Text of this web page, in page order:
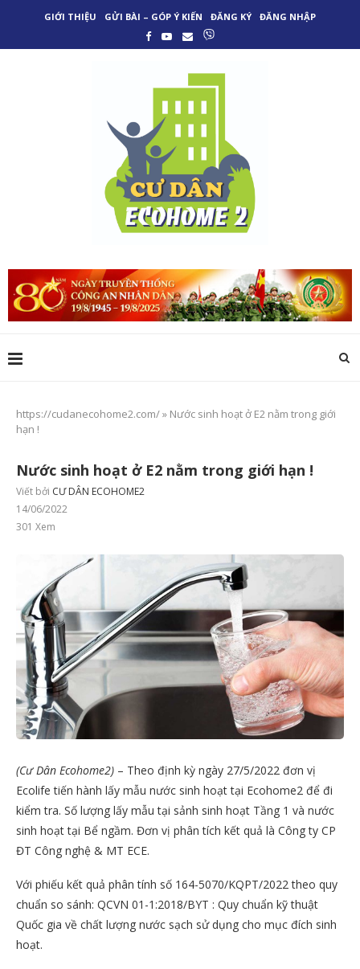
GIỚI THIỆU GỬI BÀI – GÓP Ý KIẾN ĐĂNG KÝ ĐĂNG NHẬP
https://cudanecohome2.com/» Nước sinh hoạt ở E2 nằm trong giới
hạn !
Nước sinh hoạt ở E2 nằm trong giới hạn !
Viết bởi CƯ DÂN ECOHOME2
14/06/2022
301 Xem
(Cư Dân Ecohome2) – Theo định kỳ ngày 27/5/2022 đơn vị
Ecolife tiến hành lấy mẫu nước sinh hoạt tại Ecohome2 để đi
kiểm tra. Số lượng lấy mẫu tại sảnh sinh hoạt Tầng 1 và nước
sinh hoạt tại Bể ngầm. Đơn vị phân tích kết quả là Công ty CP
ĐT Công nghệ & MT ECE.
Với phiếu kết quả phân tính số 164-5070/KQPT/2022 theo quy
chuẩn so sánh: QCVN 01-1:2018/BYT : Quy chuẩn kỹ thuật
Quốc gia về chất lượng nước sạch sử dụng cho mục đích sinh
hoạt.